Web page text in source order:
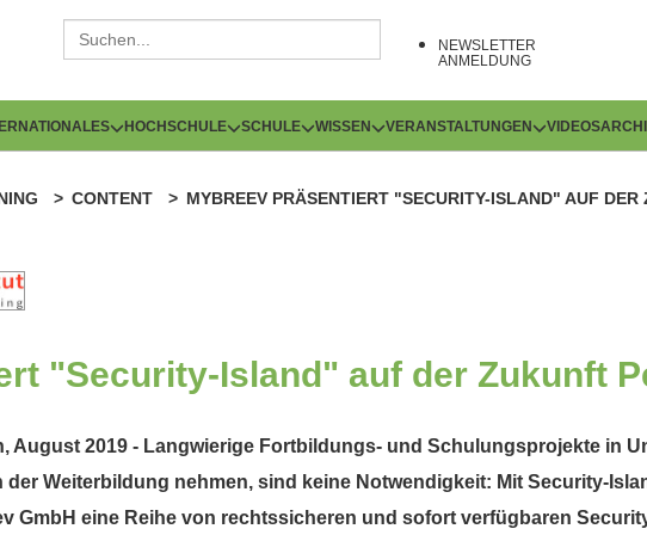
NEWSLETTER
ANMELDUNG
HOCHSCHULE SCHULE WISSEN VERANSTALTUNGEN VIDEOS
CONTENT MYBREEV PRÄSENTIERT "SECURITY-ISLAND" AUF DER
"Security-Island" auf der Zukunft
August 2019 - Langwierige Fortbildungs- und Schulungsprojekte in
der Weiterbildung nehmen, sind keine Notwendigkeit: Mit Security-
GmbH eine Reihe von rechtssicheren und sofort verfügbaren